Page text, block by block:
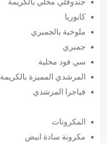
كابوريا
ملوخية بالجمبري
جمبري
سي فود مخلية
المرشدي المميزة بالكريمة
فياجرا المرشدي
المكرونات
مكرونة سادة ابيض